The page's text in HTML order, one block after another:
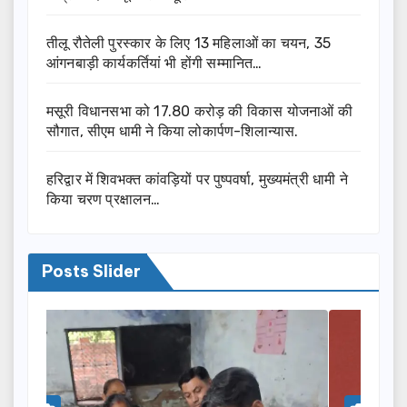
तीलू रौतेली पुरस्कार के लिए 13 महिलाओं का चयन, 35
आंगनबाड़ी कार्यकर्तियां भी होंगी सम्मानित…
मसूरी विधानसभा को 17.80 करोड़ की विकास योजनाओं की
सौगात, सीएम धामी ने किया लोकार्पण-शिलान्यास.
हरिद्वार में शिवभक्त कांवड़ियों पर पुष्पवर्षा, मुख्यमंत्री धामी ने
किया चरण प्रक्षालन…
Posts Slider